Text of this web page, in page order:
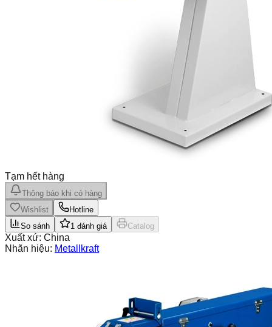
Tạm hết hàng
Thông báo khi có hàng
Wishlist
Hotline
So sánh
1 đánh giá Catalog
Xuất xứ: China
Nhãn hiệu: Metallkraft